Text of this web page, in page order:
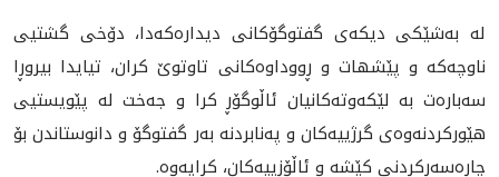
لە بەشێکی دیکەی گفتوگۆکانی دیدارەکەدا، دۆخی گشتیی
ناوچەکە و پێشهات و ڕووداوەکانی تاوتوێ کران، تیایدا بیروڕا
سەبارەت بە لێکەوتەکانیان ئاڵوگۆڕ کرا و جەخت لە پێویستیی
هێورکردنەوەی گرژییەکان و پەنابردنە بەر گفتوگۆ و دانوستاندن بۆ
چارەسەرکردنی کێشە و ئاڵۆزییەکان، کرایەوە.